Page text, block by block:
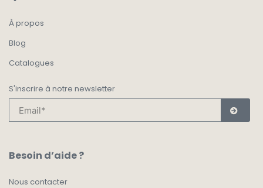
À propos
Blog
Catalogues
S'inscrire à notre newsletter
Besoin d’aide ?
Nous contacter